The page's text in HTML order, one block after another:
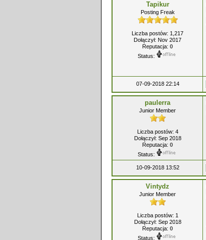
Tapikur
Posting Freak
Liczba postów: 1,217
Dołączył: Nov 2017
Reputacja: 0
Status:
07-09-2018 22:14
paulerra
Junior Member
Liczba postów: 4
Dołączył: Sep 2018
Reputacja: 0
Status:
10-09-2018 13:52
Vintydz
Junior Member
Liczba postów: 1
Dołączył: Sep 2018
Reputacja: 0
Status: